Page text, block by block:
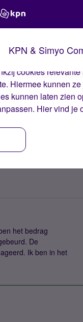
cookies zorgen wij
cookies
Hiermee kunnen
kunnen laten zien
Hier vind je
KPN & Simyo
het bedrag
De
Ik ben in het